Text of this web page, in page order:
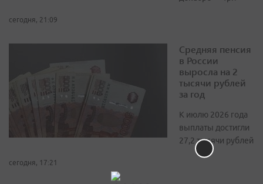
сегодня, 21:09
Средняя пенсия
в России
выросла на 2
тысячи рублей
за год
К июлю 2026 года
выплаты достигли
27,2 тысячи рублей
сегодня, 17:21